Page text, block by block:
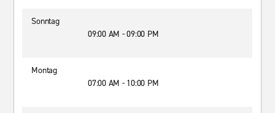
Sonntag
09:00 AM - 09:00 PM
Montag
07:00 AM - 10:00 PM